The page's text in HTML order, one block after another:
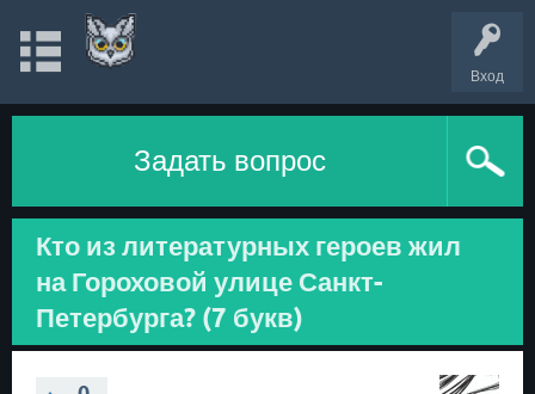
Вход
Задать вопрос
Кто из литературных героев жил
на Гороховой улице Санкт-
Петербурга? (7 букв)